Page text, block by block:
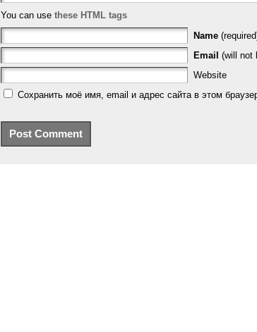
You can use these HTML tags
Name
Email (will not
Website
Сохранить моё имя, email и адрес сайта в этом